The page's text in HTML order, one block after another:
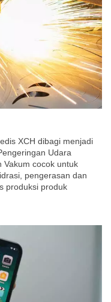
XCH dibagi menjadi
Udara
Vakum cocok untuk
pengerasan dan
produksi produk